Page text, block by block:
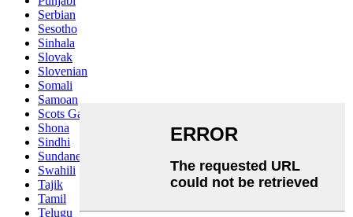
Serbian
Sesotho
Sinhala
Slovak
Slovenian
Somali
Samoan
Scots Gaelic
Shona
Sindhi
Sundanese
Swahili
Tajik
Tamil
Telugu